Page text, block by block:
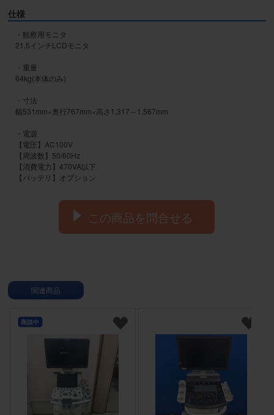
仕様
・観察用モニタ
21.5インチLCDモニタ
・重量
64kg(本体のみ)
・寸法
幅531mm×奥行767mm×高さ1,317～1,567mm
・電源
【電圧】AC100V
【周波数】50/60Hz
【消費電力】470VA以下
この商品を問合せる
関連商品
商談中